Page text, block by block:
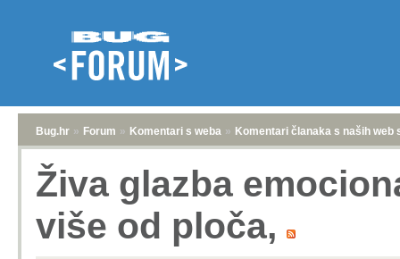
Bug.hr » Forum » Komentari s weba » Komentari članaka s naših web
Živa glazba
više od ploča,